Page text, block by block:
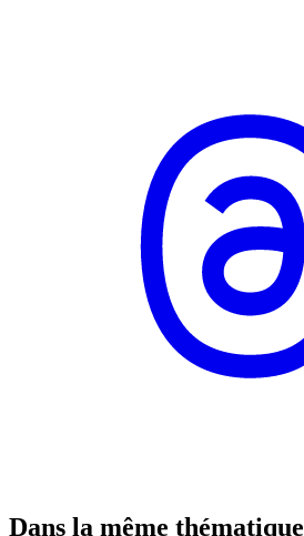
Dans la même thématique